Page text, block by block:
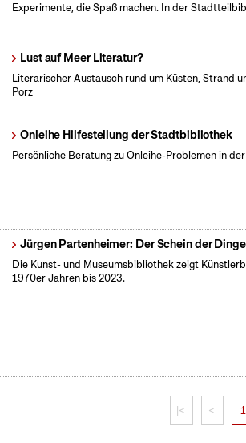
Experimente, die Spaß machen. In der
Lust auf Meer Literatur?
Literarischer Austausch rund um Küsten, Strand
Porz
Onleihe Hilfestellung der Stadtbibliothek
Persönliche Beratung zu Onleihe-Problemen in
Jürgen Partenheimer: Der Schein der Dinge
Die Kunst- und Museumsbibliothek zeigt
1970er Jahren bis 2023.
|< < 1